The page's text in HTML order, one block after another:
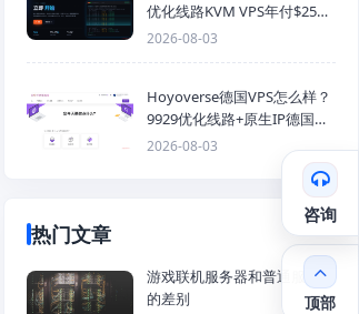
优化线路KVM VPS年付$25
起，4GB内存优惠套餐
2026-08-03
Hoyoverse德国VPS怎么样？
9929优化线路+原生IP德国
KVM VPS推荐
2026-08-03
热门文章
游戏联机服务器和普通服务器
的差别
咨询
顶部